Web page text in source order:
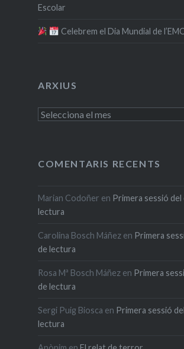
Escolar
Celebrem el Dia Mundial de
ARXIUS
Arxius
COMENTARIS RECENTS
Marian Codoñer en Primera sessió del
lectura
Carolina Bosch Máñezen Primera
de lectura
Rosa Mª Bosch Máñezen Primera
de lectura
Sergi Puig Biosca en Primera sessió
lectura